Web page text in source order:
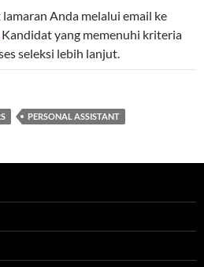
Anda melalui email ke
Kandidat yang memenuhi kriteria
seleksi lebih lanjut.
PERSONAL ASSISTANT